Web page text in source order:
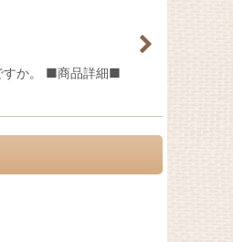
すか。 ■商品詳細■